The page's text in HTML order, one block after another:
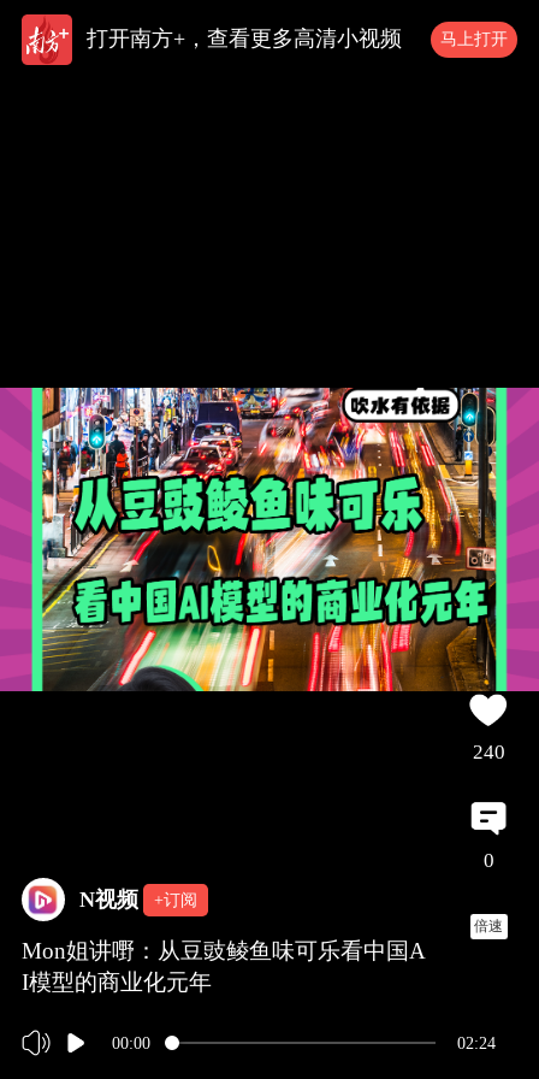
打开南方+，查看更多高清小视频 马上打开
N视频 +订阅
Mon姐讲嘢：从豆豉鲮鱼味可乐看中国A
I模型的商业化元年
00:00 02:24
240
0
倍速